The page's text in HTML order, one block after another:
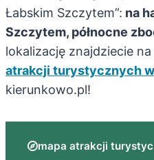
Łabskim Szczytem”: na
Szczytem, północne
lokalizację znajdziecie na
atrakcji turystycznych
kierunkowo.pl!
mapa atrakcji